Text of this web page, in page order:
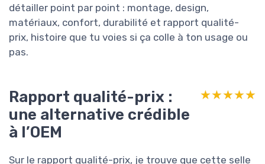
détailler point par point : montage, design,
matériaux, confort, durabilité et rapport qualité-
prix, histoire que tu voies si ça colle à ton usage ou
pas.
Rapport qualité-prix :
une alternative crédible
à l’OEM
★★★★★
★★★★★
Sur le rapport qualité-prix, je trouve que cette selle